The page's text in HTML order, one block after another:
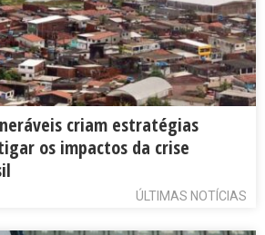
criam estratégias
os impactos da crise
ÚLTIMAS NOTÍCIAS